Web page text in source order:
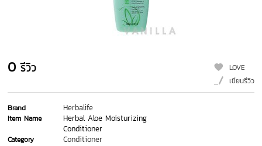
0 รีวิว
LOVE
เขียนรีวิว
Brand Herbalife
Item Name
Herbal Aloe Moisturizing
Conditioner
Category Conditioner